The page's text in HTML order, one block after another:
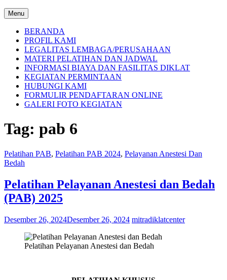
Menu
BERANDA
PROFIL KAMI
LEGALITAS LEMBAGA/PERUSAHAAN
MATERI PELATIHAN DAN JADWAL
INFORMASI BIAYA DAN FASILITAS DIKLAT
KEGIATAN PERMINTAAN
HUBUNGI KAMI
FORMULIR PENDAFTARAN ONLINE
GALERI FOTO KEGIATAN
Tag: pab 6
Pelatihan PAB, Pelatihan PAB 2024, Pelayanan Anestesi Dan
Bedah
Pelatihan Pelayanan Anestesi dan Bedah
(PAB) 2025
Desember 26, 2024Desember 26, 2024 mitradiklatcenter
Pelatihan Pelayanan Anestesi dan Bedah